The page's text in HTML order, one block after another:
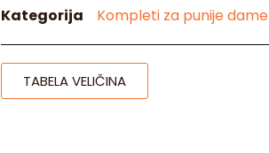
Kategorija
Kompleti za punije dame
TABELA VELIČINA